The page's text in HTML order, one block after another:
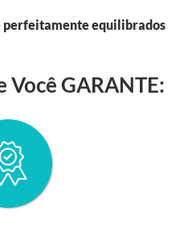
perfeitamente equilibrados
GARANTE: